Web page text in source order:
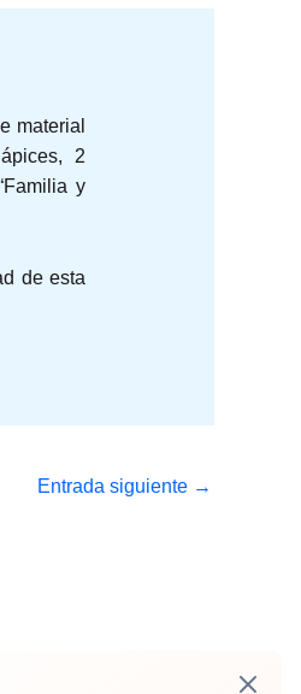
material
2
y
de esta
Entrada siguiente →